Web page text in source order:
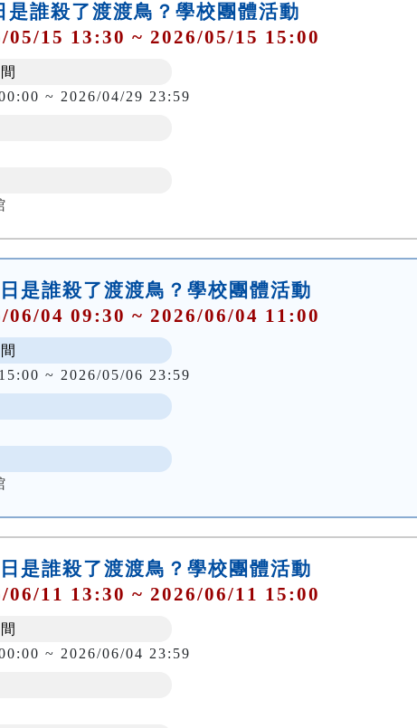
是誰殺了渡渡鳥？學校團體活動
05/15 13:30 ~ 2026/05/15 15:00
~ 2026/04/29 23:59
是誰殺了渡渡鳥？學校團體活動
06/04 09:30 ~ 2026/06/04 11:00
~ 2026/05/06 23:59
是誰殺了渡渡鳥？學校團體活動
06/11 13:30 ~ 2026/06/11 15:00
~ 2026/06/04 23:59